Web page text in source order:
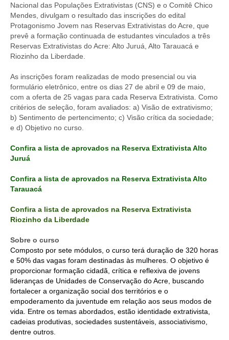
Nacional das Populações Extrativistas (CNS) e o Comitê Chico
Mendes, divulgam o resultado das inscrições do edital
Protagonismo Jovem nas Reservas Extrativistas do Acre, que
prevê a formação continuada de estudantes vinculados a três
Reservas Extrativistas do Acre: Alto Juruá, Alto Tarauacá e
Riozinho da Liberdade.
As inscrições foram realizadas de modo presencial ou via
formulário eletrônico, entre os dias 27 de abril e 09 de maio,
com a oferta de 25 vagas para cada Reserva Extrativista. Como
critérios de seleção, foram avaliados: a) Visão de extrativismo;
b) Sentimento de pertencimento; c) Visão crítica da sociedade;
e d) Objetivo no curso.
Confira a lista de aprovados na Reserva Extrativista Alto
Juruá
Confira a lista de aprovados na Reserva Extrativista Alto
Tarauacá
Confira a lista de aprovados na Reserva Extrativista
Riozinho da Liberdade
Sobre o curso
Composto por sete módulos, o curso terá duração de 320 horas
e 50% das vagas foram destinadas às mulheres. O objetivo é
proporcionar formação cidadã, crítica e reflexiva de jovens
lideranças de Unidades de Conservação do Acre, buscando
fortalecer a organização social dos territórios e o
empoderamento da juventude em relação aos seus modos de
vida. Entre os temas abordados, estão identidade extrativista,
cadeias produtivas, sociedades sustentáveis, associativismo,
dentre outros.